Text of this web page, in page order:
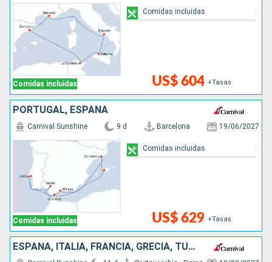
Comidas incluidas US$ 604 +Tasas
Comidas incluidas
PORTUGAL, ESPAÑA
Comidas incluidas
Carnival Sunshine 9 d Barcelona 19/06/2027
US$ 629 +Tasas
Comidas incluidas
ESPAÑA, ITALIA, FRANCIA, GRECIA, TURQUÍA, MONTENEGRO, MALTA